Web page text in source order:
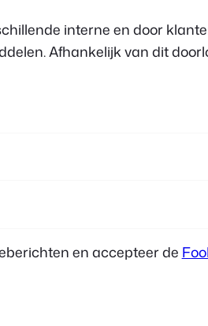
interne en door
Afhankelijk van dit
en accepteer de